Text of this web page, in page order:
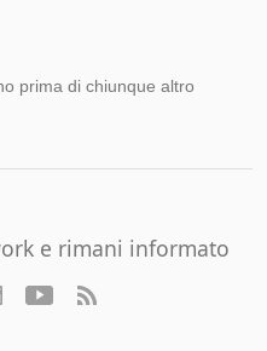
prima di chiunque altro
e rimani informato